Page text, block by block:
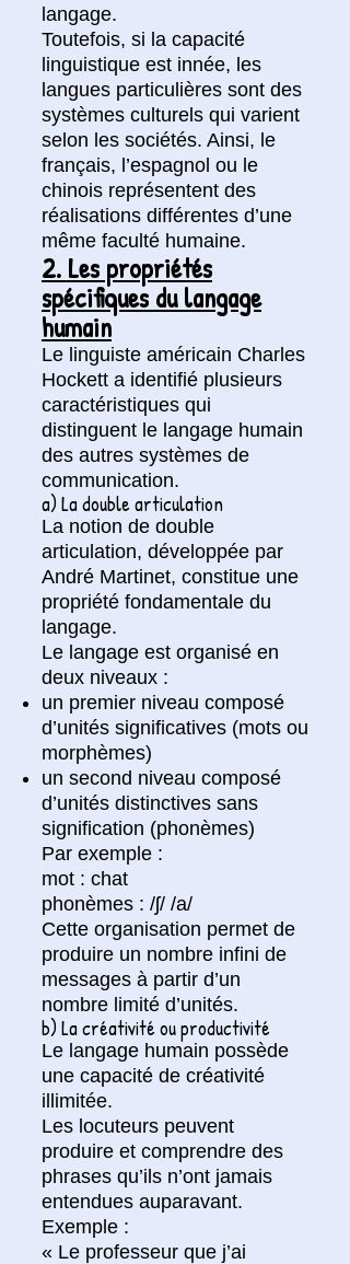
langage.
Toutefois, si la capacité
linguistique est innée, les
langues particulières sont des
systèmes culturels qui varient
selon les sociétés. Ainsi, le
français, l’espagnol ou le
chinois représentent des
réalisations différentes d’une
même faculté humaine.
2. Les propriétés
spécifiques du langage
humain
Le linguiste américain Charles
Hockett a identifié plusieurs
caractéristiques qui
distinguent le langage humain
des autres systèmes de
communication.
a) La double articulation
La notion de double
articulation, développée par
André Martinet, constitue une
propriété fondamentale du
langage.
Le langage est organisé en
deux niveaux :
un premier niveau composé
d’unités significatives (mots ou
morphèmes)
un second niveau composé
d’unités distinctives sans
signification (phonèmes)
Par exemple :
mot : chat
phonèmes : /ʃ/ /a/
Cette organisation permet de
produire un nombre infini de
messages à partir d’un
nombre limité d’unités.
b) La créativité ou productivité
Le langage humain possède
une capacité de créativité
illimitée.
Les locuteurs peuvent
produire et comprendre des
phrases qu’ils n’ont jamais
entendues auparavant.
Exemple :
« Le professeur que j’ai